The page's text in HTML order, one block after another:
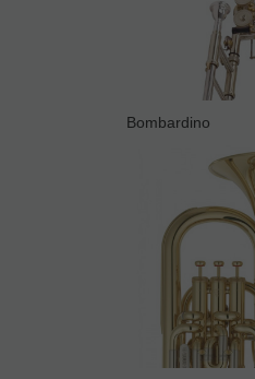
Bombardino